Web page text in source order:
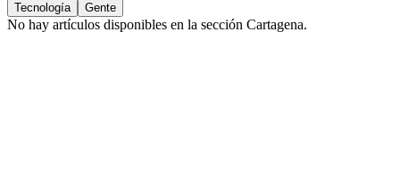
Tecnología
Gente
No hay artículos disponibles en la sección Cartagena.